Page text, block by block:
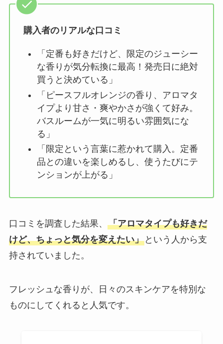
購入者のリアルな口コミ
「定番も好きだけど、限定のジューシー
な香りが気分転換に最高！発売日に絶対
買うと決めている」
「ピースフルオレンジの香り、アロマタ
イプより甘さ・爽やかさが強くて好み。
バスルームが一気に明るい雰囲気にな
る」
「限定という言葉に惹かれて購入。定番
品との違いを楽しめるし、使うたびにテ
ンションが上がる」
口コミを調査した結果、 「アロマタイプも好きだ
けど、ちょっと気分を変えたい」という人から支
持されていました。
フレッシュな香りが、日々のスキンケアを特別な
ものにしてくれると人気です。